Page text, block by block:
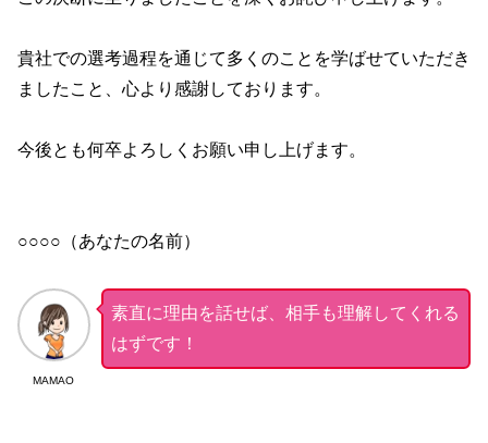
貴社での選考過程を通じて多くのことを学ばせていただき
ましたこと、心より感謝しております。
今後とも何卒よろしくお願い申し上げます。
○○○○（あなたの名前）
MAMAO
素直に理由を話せば、相手も理解してくれる
はずです！